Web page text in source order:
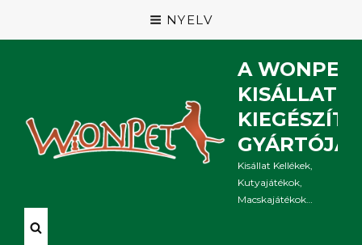
NYELV
A WONPET
KISÁLLAT
GYÁRTÓJA
Kisállat Kellékek,
Kutyajátékok,
Macskajátékok…